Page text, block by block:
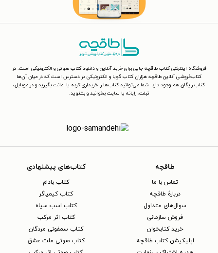
فروشگاه اینترنتی کتاب طاقچه جایی برای خرید آنلاین و دانلود کتاب صوتی و الکترونیکی است. در
کتاب‌فروشی آنلاین طاقچه هزاران کتاب گویا و الکترونیکی در دسترس است که در میان آن‌ها
کتاب رایگان هم وجود دارد. شما می‌توانید کتاب‌ها را خریداری کرده یا امانت بگیرید و در موبایل،
تبلت، رایانه یا سایت بخوانید و بشنوید.
طاقچه
تماس با ما
دربارهٔ طاقچه
سوال‌های متداول
فروش سازمانی
خرید کتابخوان
اپلیکیشن کتاب طاقچه
کتاب‌های پیشنهادی
کتاب بادام
کتاب کیمیاگر
کتاب اسب سیاه
کتاب اثر مرکب
کتاب سمفونی مردگان
کتاب صوتی ملت عشق